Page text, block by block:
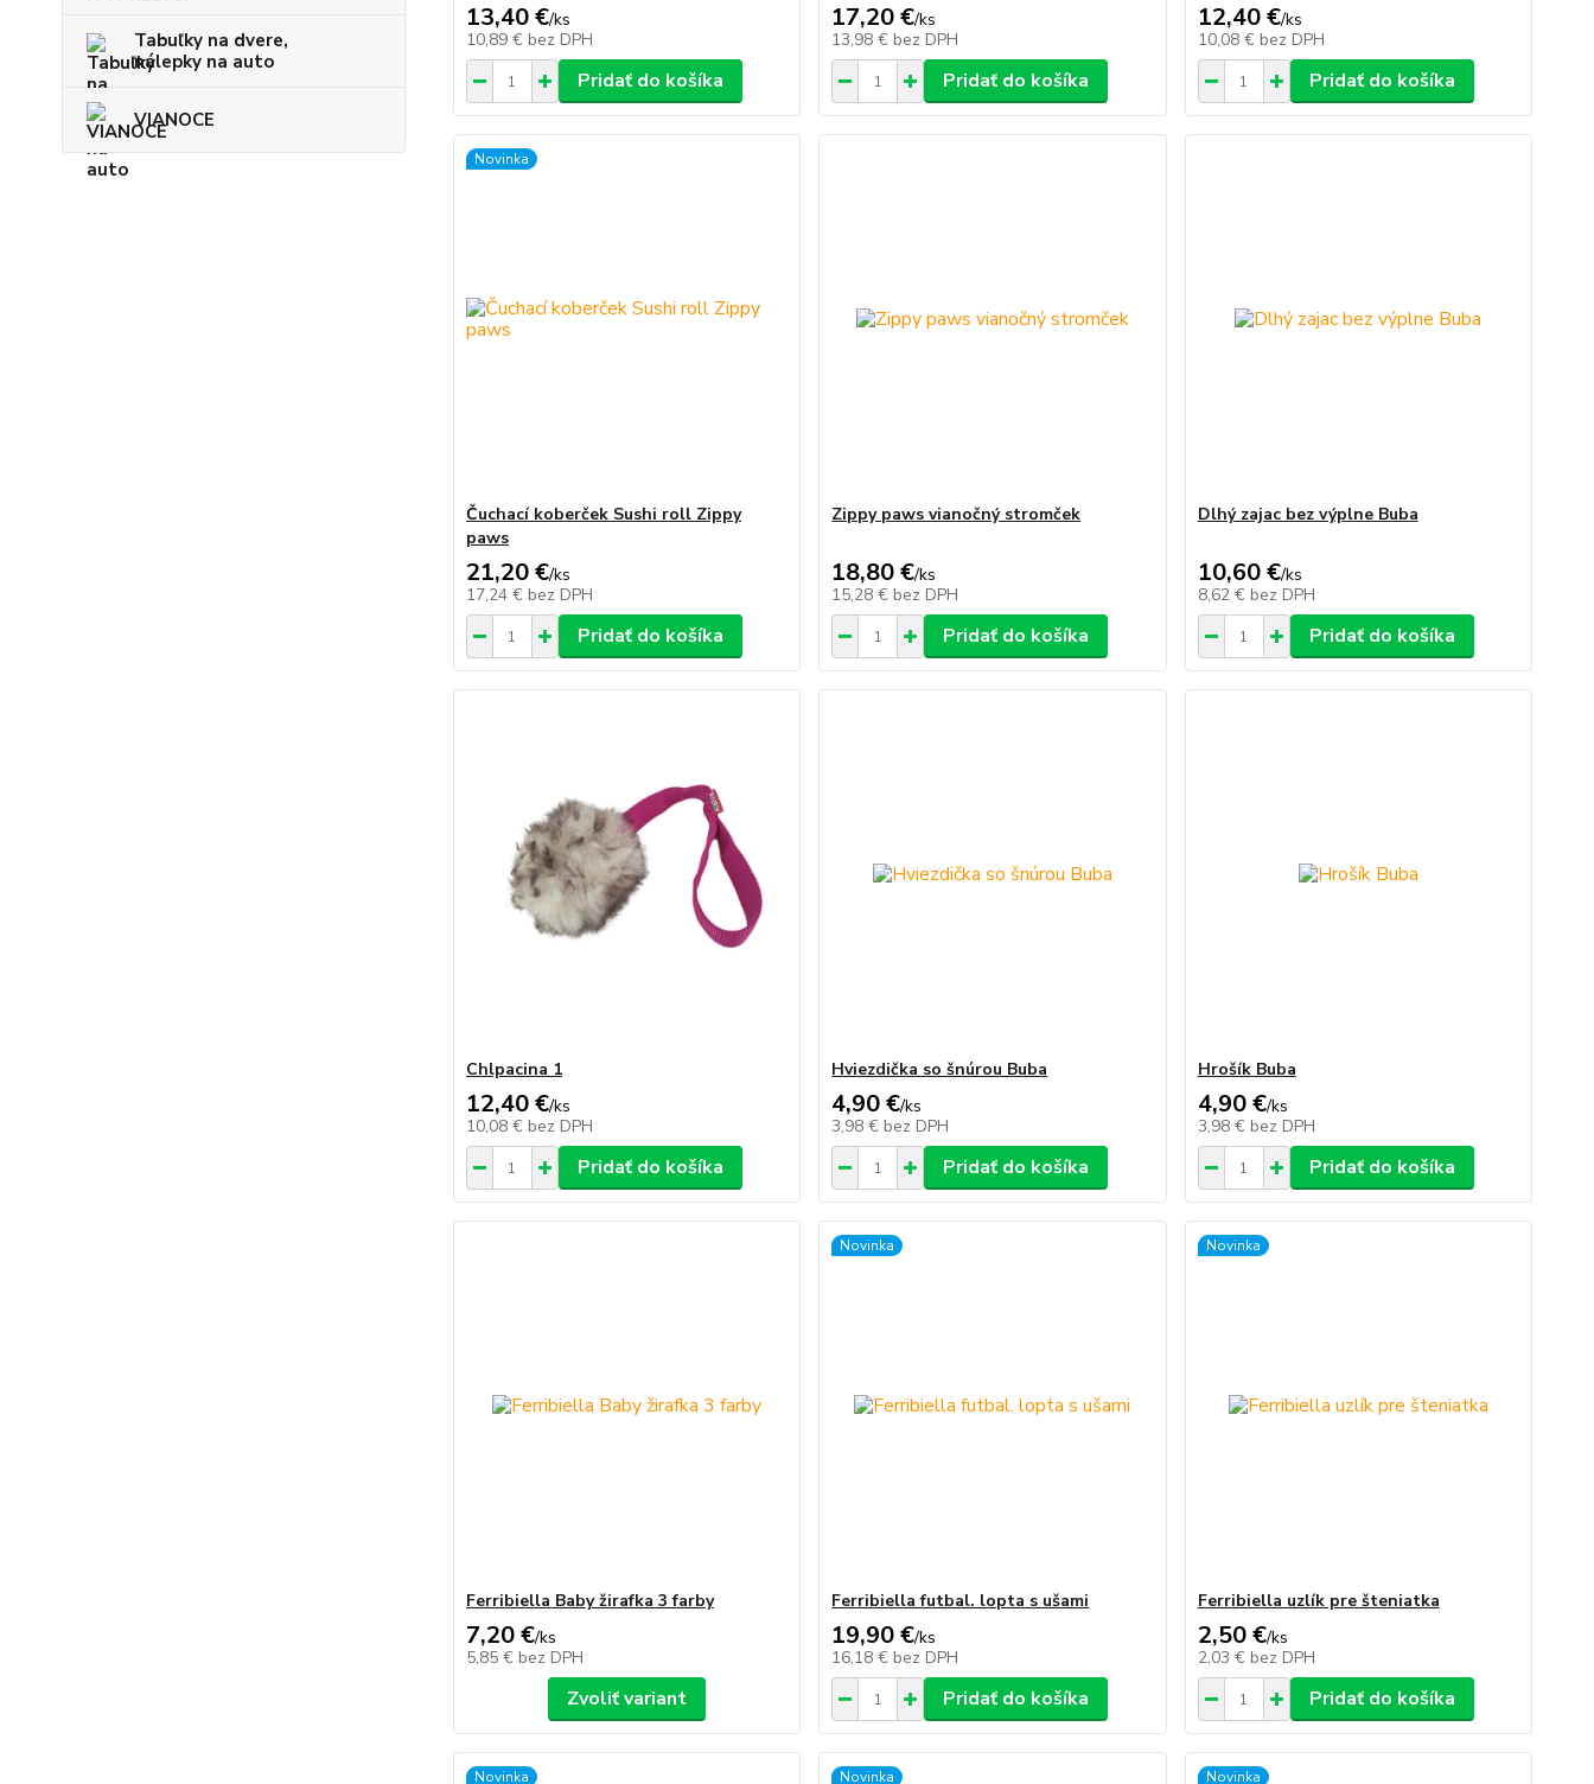
Tabuľky na dvere,
nálepky na auto
VIANOCE
13,40 €/ks
10,89 € bez DPH
Pridať do košíka
17,20 €/ks
13,98 € bez DPH
Pridať do košíka
12,40 €/ks
10,08 € bez DPH
Pridať do košíka
Novinka
Čuchací koberček Sushi roll Zippy
paws
21,20 €/ks
17,24 € bez DPH
Pridať do košíka
Zippy paws vianočný stromček
18,80 €/ks
15,28 € bez DPH
Pridať do košíka
Dlhý zajac bez výplne Buba
10,60 €/ks
8,62 € bez DPH
Pridať do košíka
Chlpacina 1
12,40 €/ks
10,08 € bez DPH
Pridať do košíka
Hviezdička so šnúrou Buba
4,90 €/ks
3,98 € bez DPH
Pridať do košíka
Hrošík Buba
4,90 €/ks
3,98 € bez DPH
Pridať do košíka
Ferribiella Baby žirafka 3 farby
7,20 €/ks
5,85 € bez DPH
Zvoliť variant
Novinka
Ferribiella futbal. lopta s ušami
19,90 €/ks
16,18 € bez DPH
Pridať do košíka
Novinka
Ferribiella uzlík pre šteniatka
2,50 €/ks
2,03 € bez DPH
Pridať do košíka
Novinka Novinka Novinka